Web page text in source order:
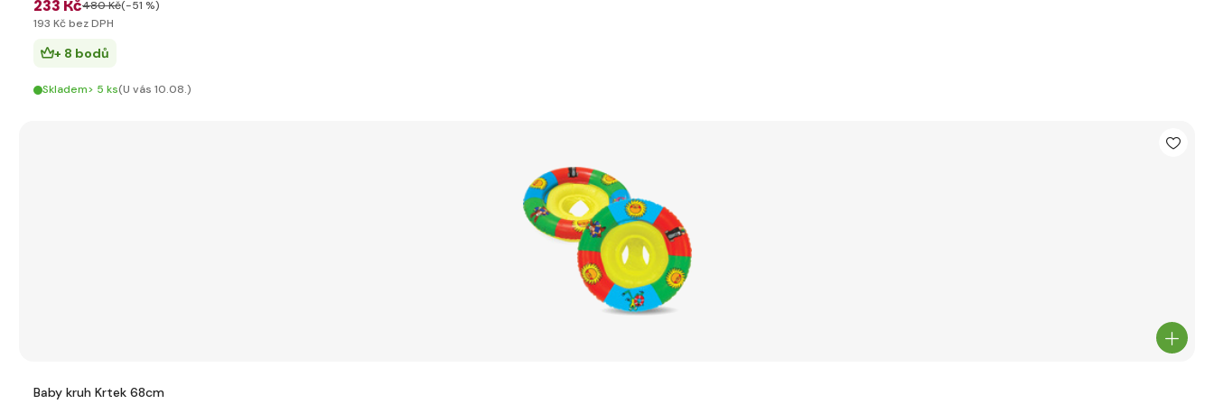
233 Kč480 Kč(-51 %)
193 Kč bez DPH
+ 8 bodů
Skladem> 5 ks(U vás 10.08.)
Baby kruh Krtek 68cm